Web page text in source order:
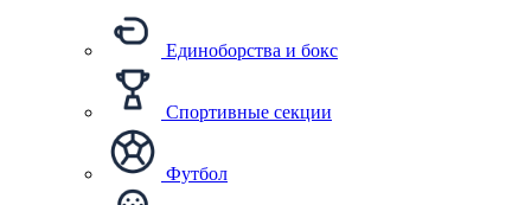
Единоборства и бокс
Спортивные секции
Футбол